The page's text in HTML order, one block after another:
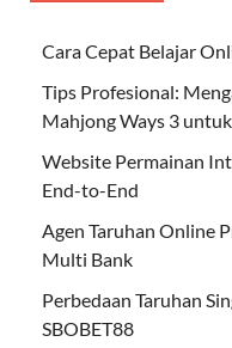
Cara Cepat Belajar
Tips Profesional:
Mahjong Ways 3
Website Permainan
End-to-End
Agen Taruhan Online
Multi Bank
Perbedaan Taruhan
SBOBET88